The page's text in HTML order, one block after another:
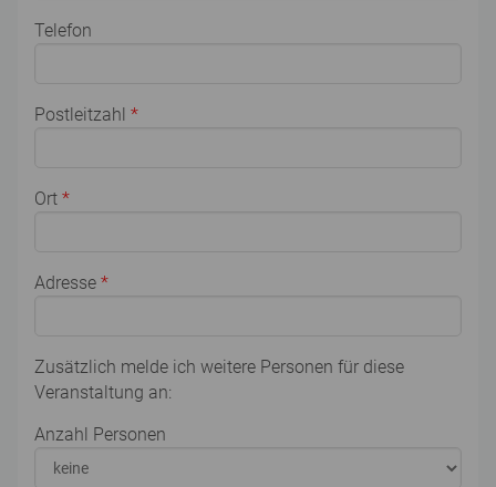
Telefon
Postleitzahl *
Ort *
Adresse *
Zusätzlich melde ich weitere Personen für diese
Veranstaltung an:
Anzahl Personen